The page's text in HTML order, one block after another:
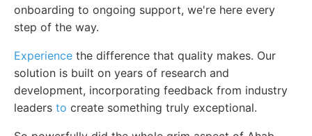
onboarding to ongoing support, we're here every
step of the way.
Experience the difference that quality makes. Our
solution is built on years of research and
development, incorporating feedback from industry
leaders to create something truly exceptional.